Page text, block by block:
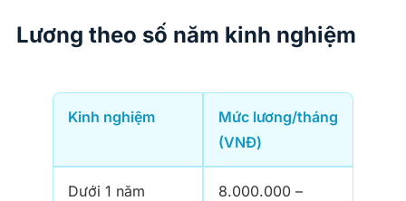
Lương theo số năm kinh nghiệm
Kinh nghiệm
Mức lương/tháng
(VNĐ)
Dưới 1 năm
8.000.000 –